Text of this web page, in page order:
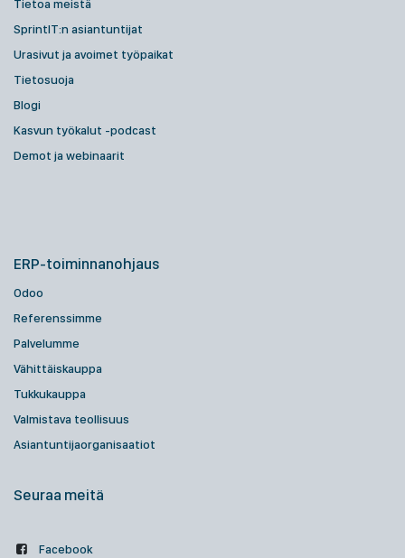
Tietoa meistä
SprintIT:n asiantuntijat
Urasivut ja avoimet työpaikat
Tietosuoja
Blogi
Kasvun työkalut -podcast
Demot ja webinaarit
ERP-toiminnanohjaus
Odoo
Referenssimme
Palvelumme
Vähittäiskauppa
Tukkukauppa
Valmistava teollisuus
Asiantuntijaorganisaatiot
Seuraa meitä
Facebook